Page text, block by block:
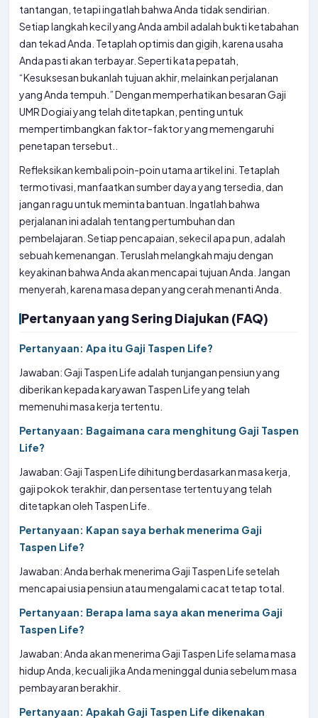
tantangan, tetapi ingatlah bahwa Anda tidak sendirian.
Setiap langkah kecil yang Anda ambil adalah bukti ketabahan
dan tekad Anda. Tetaplah optimis dan gigih, karena usaha
Anda pasti akan terbayar. Seperti kata pepatah,
“Kesuksesan bukanlah tujuan akhir, melainkan perjalanan
yang Anda tempuh.” Dengan memperhatikan besaran Gaji
UMR Dogiai yang telah ditetapkan, penting untuk
mempertimbangkan faktor-faktor yang memengaruhi
penetapan tersebut..
Refleksikan kembali poin-poin utama artikel ini. Tetaplah
termotivasi, manfaatkan sumber daya yang tersedia, dan
jangan ragu untuk meminta bantuan. Ingatlah bahwa
perjalanan ini adalah tentang pertumbuhan dan
pembelajaran. Setiap pencapaian, sekecil apa pun, adalah
sebuah kemenangan. Teruslah melangkah maju dengan
keyakinan bahwa Anda akan mencapai tujuan Anda. Jangan
menyerah, karena masa depan yang cerah menanti Anda.
Pertanyaan yang Sering Diajukan (FAQ)
Pertanyaan: Apa itu Gaji Taspen Life?
Jawaban: Gaji Taspen Life adalah tunjangan pensiun yang
diberikan kepada karyawan Taspen Life yang telah
memenuhi masa kerja tertentu.
Pertanyaan: Bagaimana cara menghitung Gaji Taspen
Life?
Jawaban: Gaji Taspen Life dihitung berdasarkan masa kerja,
gaji pokok terakhir, dan persentase tertentu yang telah
ditetapkan oleh Taspen Life.
Pertanyaan: Kapan saya berhak menerima Gaji
Taspen Life?
Jawaban: Anda berhak menerima Gaji Taspen Life setelah
mencapai usia pensiun atau mengalami cacat tetap total.
Pertanyaan: Berapa lama saya akan menerima Gaji
Taspen Life?
Jawaban: Anda akan menerima Gaji Taspen Life selama masa
hidup Anda, kecuali jika Anda meninggal dunia sebelum masa
pembayaran berakhir.
Pertanyaan: Apakah Gaji Taspen Life dikenakan